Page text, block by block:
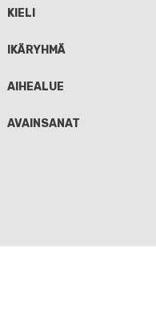
KIELI
IKÄRYHMÄ
AIHEALUE
AVAINSANAT